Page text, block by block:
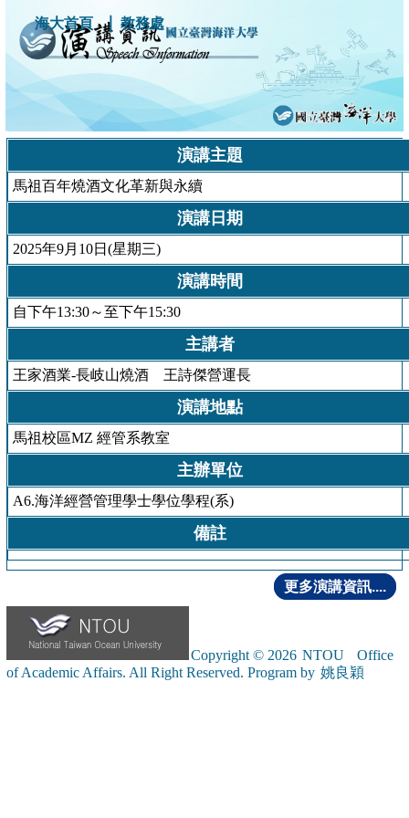
海大首頁 ｜ 教務處
演講主題
馬祖百年燒酒文化革新與永續
演講日期
2025年9月10日(星期三)
演講時間
自下午13:30～至下午15:30
主講者
王家酒業-長岐山燒酒 王詩傑營運長
演講地點
馬祖校區MZ 經管系教室
主辦單位
A6.海洋經營管理學士學位學程(系)
備註
更多演講資訊....
Copyright © 2026 NTOU
Office
of Academic Affairs. All Right Reserved. Program by 姚良穎